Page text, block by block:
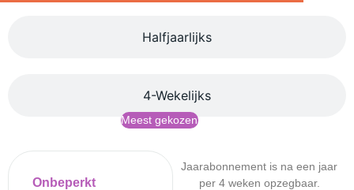
Halfjaarlijks
4-Wekelijks
Onbeperkt
Meest gekozen
Jaarabonnement is na een jaar
per 4 weken opzegbaar.